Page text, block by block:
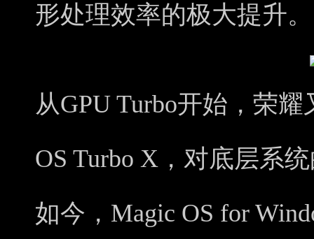
形处理效率的极大提升。
从GPU Turbo开始，荣
OS Turbo X，对底层系
如今，Magic OS for